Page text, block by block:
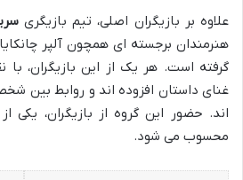
علاوه بر بازیگران اصلی، تیم بازیگری
هنرمندان برجسته ای همچون آلپر
گرفته است. هر یک از این بازیگران،
غنای داستان افزوده اند و روابط بین
اند. حضور این گروه از بازیگران، یکی
محسوب می شود.